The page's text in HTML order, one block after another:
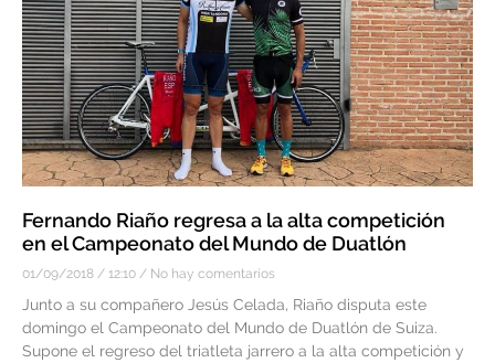
Fernando Riaño regresa a la alta competición
en el Campeonato del Mundo de Duatlón
01/09/2018 12:10 No hay comentarios
Junto a su compañero Jesús Celada, Riaño disputa este
domingo el Campeonato del Mundo de Duatlón de Suiza.
Supone el regreso del triatleta jarrero a la alta competición y